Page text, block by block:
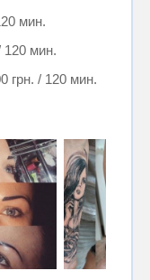
мин.
120 мин.
грн. / 120 мин.